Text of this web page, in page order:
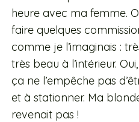
heure avec ma femme.
faire quelques
comme je l’imaginais :
très beau à l’intérieur.
ça ne l’empêche pas
et à stationner. Ma
revenait pas !